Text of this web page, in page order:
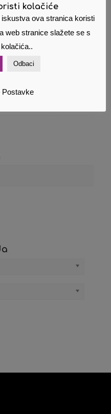
Eurobox Esselte
C2416 crvena
8,00€
Dodaj u
kolačiće
ova stranica koristi
web stranice slažete se s
Odbaci
Postavke